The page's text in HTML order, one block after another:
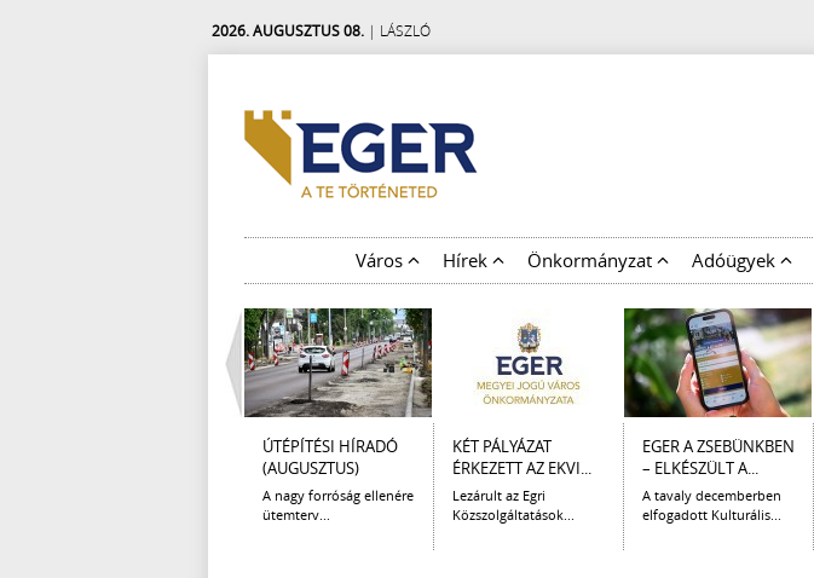
2026. AUGUSZTUS 08. | LÁSZLÓ
Város Hírek Önkormányzat Adóügyek
ÚTÉPÍTÉSI HÍRADÓ
(AUGUSZTUS)
A nagy forróság ellenére
ütemterv...
KÉT PÁLYÁZAT
ÉRKEZETT AZ EKVI...
Lezárult az Egri
Közszolgáltatások...
EGER A ZSEBÜNKBEN
– ELKÉSZÜLT A...
A tavaly decemberben
elfogadott Kulturális...